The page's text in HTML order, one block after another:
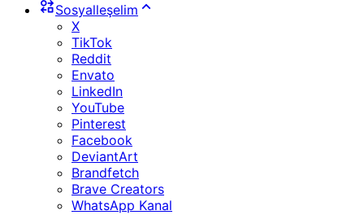
Sosyalleşelim
X
TikTok
Reddit
Envato
LinkedIn
YouTube
Pinterest
Facebook
DeviantArt
Brandfetch
Brave Creators
WhatsApp Kanal